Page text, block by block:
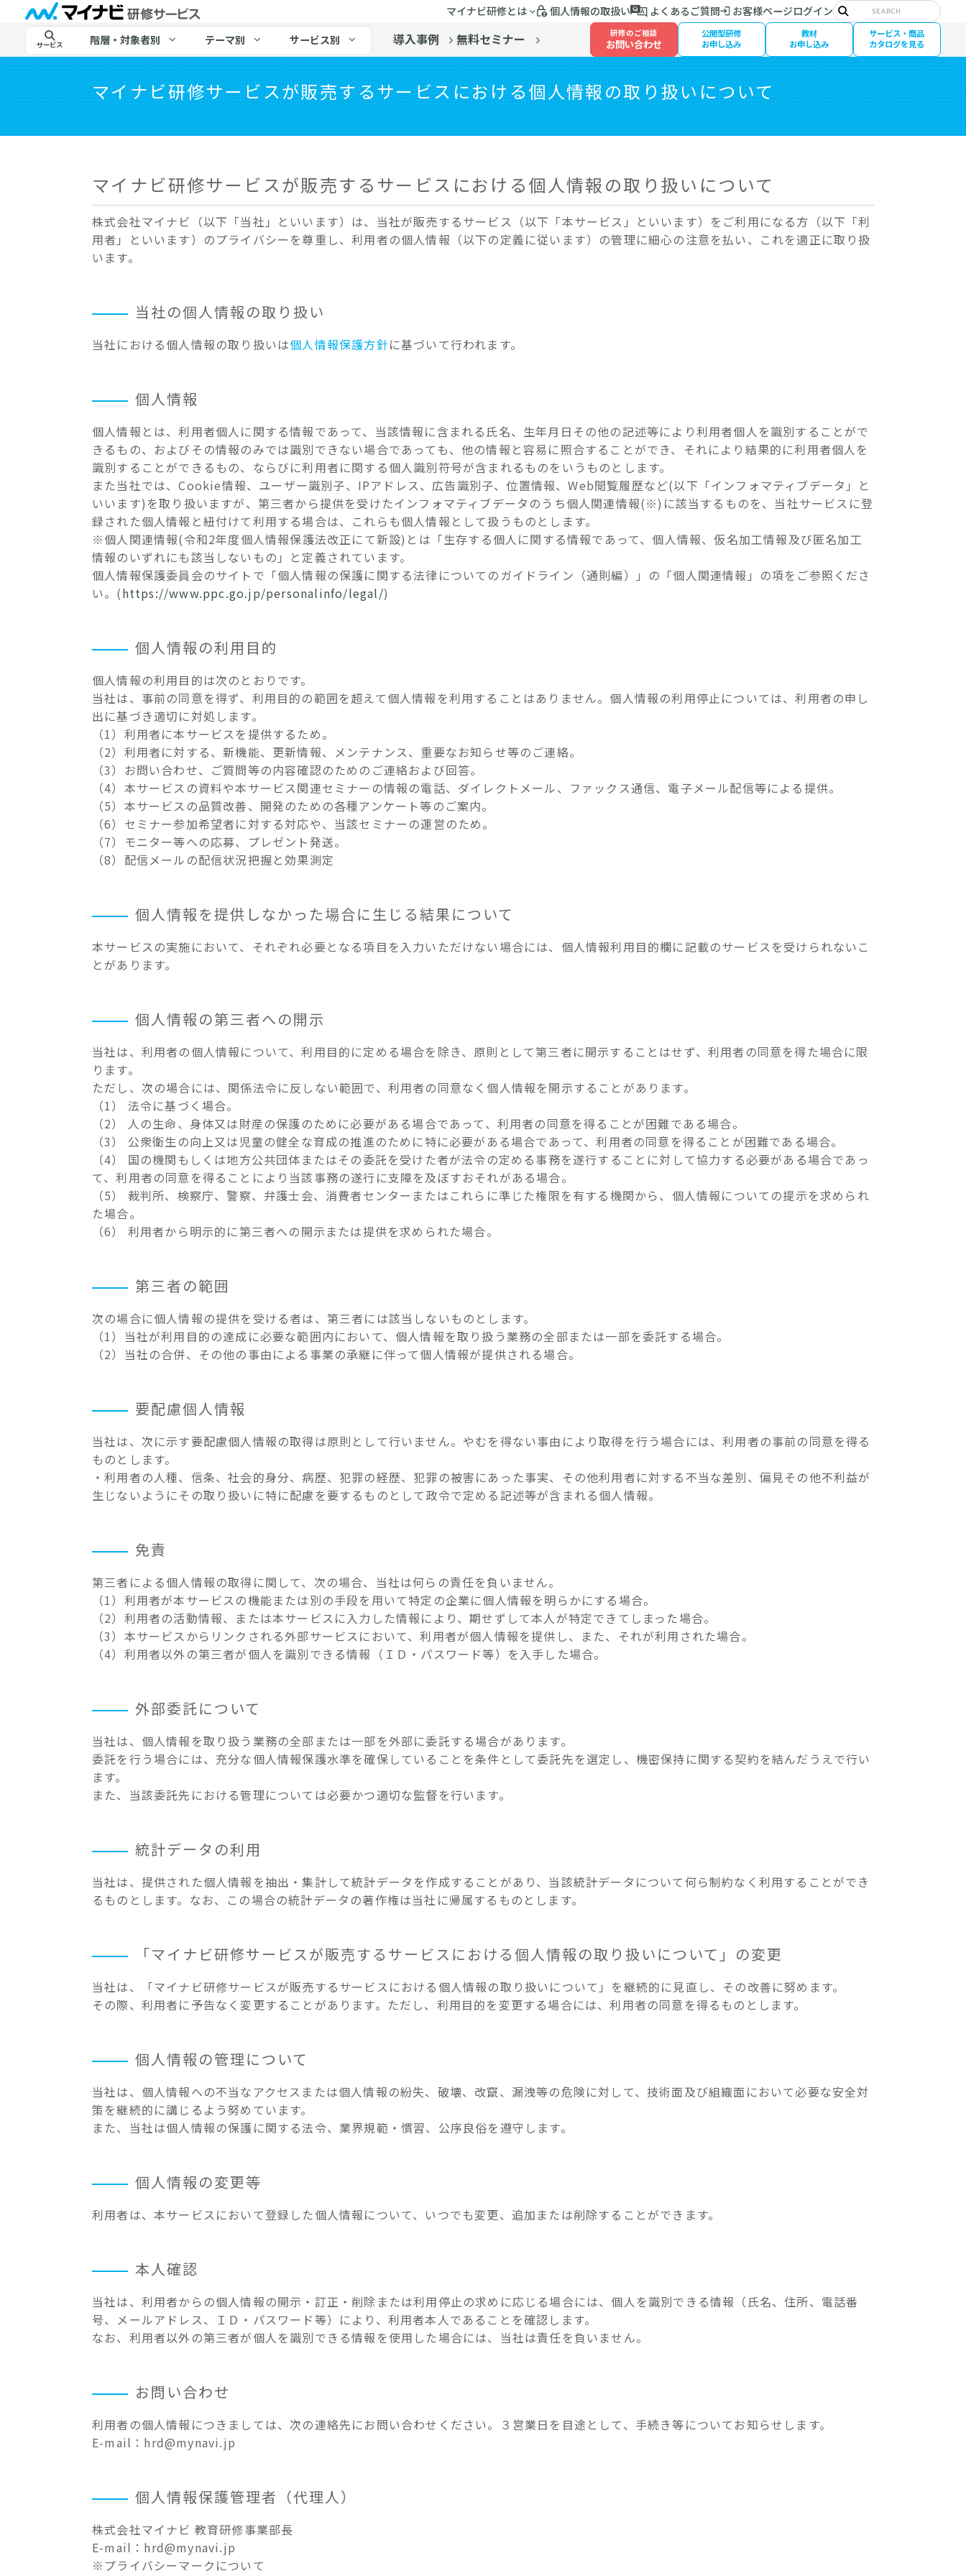
マイナビ研修とは 個人情報の取扱い よくあるご質問 お客様ページログインサ
イ
ト
索:
検
索
サービス 階層・対象者別 テーマ別 サービス別 導入事例 無料セミナー 研修のご相談
お問い合わせ
公開型研修
お申し込み
教材
お申し込み
サービス・商品
カタログを見る
マイナビ研修サービスが販売するサービスにおける個人情報の取り扱いについて
マイナビ研修サービスが販売するサービスにおける個人情報の取り扱いについて
株式会社マイナビ（以下「当社」といいます）は、当社が販売するサービス（以下「本サービス」といいます）をご利用になる方（以下「利
用者」といいます）のプライバシーを尊重し、利用者の個人情報（以下の定義に従います）の管理に細心の注意を払い、これを適正に取り扱
います。
当社の個人情報の取り扱い
当社における個人情報の取り扱いは個人情報保護方針に基づいて行われます。
個人情報
個人情報とは、利用者個人に関する情報であって、当該情報に含まれる氏名、生年月日その他の記述等により利用者個人を識別することがで
きるもの、およびその情報のみでは識別できない場合であっても、他の情報と容易に照合することができ、それにより結果的に利用者個人を
識別することができるもの、ならびに利用者に関する個人識別符号が含まれるものをいうものとします。
また当社では、Cookie情報、ユーザー識別子、IPアドレス、広告識別子、位置情報、Web閲覧履歴など(以下「インフォマティブデータ」と
いいます)を取り扱いますが、第三者から提供を受けたインフォマティブデータのうち個人関連情報(※)に該当するものを、当社サービスに登
録された個人情報と紐付けて利用する場合は、これらも個人情報として扱うものとします。
※個人関連情報(令和2年度個人情報保護法改正にて新設)とは「生存する個人に関する情報であって、個人情報、仮名加工情報及び匿名加工
情報のいずれにも該当しないもの」と定義されています。
個人情報保護委員会のサイトで「個人情報の保護に関する法律についてのガイドライン（通則編）」の「個人関連情報」の項をご参照くださ
い。(https://www.ppc.go.jp/personalinfo/legal/)
個人情報の利用目的
個人情報の利用目的は次のとおりです。
当社は、事前の同意を得ず、利用目的の範囲を超えて個人情報を利用することはありません。個人情報の利用停止については、利用者の申し
出に基づき適切に対処します。
（1）利用者に本サービスを提供するため。
（2）利用者に対する、新機能、更新情報、メンテナンス、重要なお知らせ等のご連絡。
（3）お問い合わせ、ご質問等の内容確認のためのご連絡および回答。
（4）本サービスの資料や本サービス関連セミナーの情報の電話、ダイレクトメール、ファックス通信、電子メール配信等による提供。
（5）本サービスの品質改善、開発のための各種アンケート等のご案内。
（6）セミナー参加希望者に対する対応や、当該セミナーの運営のため。
（7）モニター等への応募、プレゼント発送。
（8）配信メールの配信状況把握と効果測定
個人情報を提供しなかった場合に生じる結果について
本サービスの実施において、それぞれ必要となる項目を入力いただけない場合には、個人情報利用目的欄に記載のサービスを受けられないこ
とがあります。
個人情報の第三者への開示
当社は、利用者の個人情報について、利用目的に定める場合を除き、原則として第三者に開示することはせず、利用者の同意を得た場合に限
ります。
ただし、次の場合には、関係法令に反しない範囲で、利用者の同意なく個人情報を開示することがあります。
（1） 法令に基づく場合。
（2） 人の生命、身体又は財産の保護のために必要がある場合であって、利用者の同意を得ることが困難である場合。
（3） 公衆衛生の向上又は児童の健全な育成の推進のために特に必要がある場合であって、利用者の同意を得ることが困難である場合。
（4） 国の機関もしくは地方公共団体またはその委託を受けた者が法令の定める事務を遂行することに対して協力する必要がある場合であっ
て、利用者の同意を得ることにより当該事務の遂行に支障を及ぼすおそれがある場合。
（5） 裁判所、検察庁、警察、弁護士会、消費者センターまたはこれらに準じた権限を有する機関から、個人情報についての提示を求められ
た場合。
（6） 利用者から明示的に第三者への開示または提供を求められた場合。
第三者の範囲
次の場合に個人情報の提供を受ける者は、第三者には該当しないものとします。
（1）当社が利用目的の達成に必要な範囲内において、個人情報を取り扱う業務の全部または一部を委託する場合。
（2）当社の合併、その他の事由による事業の承継に伴って個人情報が提供される場合。
要配慮個人情報
当社は、次に示す要配慮個人情報の取得は原則として行いません。やむを得ない事由により取得を行う場合には、利用者の事前の同意を得る
ものとします。
・利用者の人種、信条、社会的身分、病歴、犯罪の経歴、犯罪の被害にあった事実、その他利用者に対する不当な差別、偏見その他不利益が
生じないようにその取り扱いに特に配慮を要するものとして政令で定める記述等が含まれる個人情報。
免責
第三者による個人情報の取得に関して、次の場合、当社は何らの責任を負いません。
（1）利用者が本サービスの機能または別の手段を用いて特定の企業に個人情報を明らかにする場合。
（2）利用者の活動情報、または本サービスに入力した情報により、期せずして本人が特定できてしまった場合。
（3）本サービスからリンクされる外部サービスにおいて、利用者が個人情報を提供し、また、それが利用された場合。
（4）利用者以外の第三者が個人を識別できる情報（ＩＤ・パスワード等）を入手した場合。
外部委託について
当社は、個人情報を取り扱う業務の全部または一部を外部に委託する場合があります。
委託を行う場合には、充分な個人情報保護水準を確保していることを条件として委託先を選定し、機密保持に関する契約を結んだうえで行い
ます。
また、当該委託先における管理については必要かつ適切な監督を行います。
統計データの利用
当社は、提供された個人情報を抽出・集計して統計データを作成することがあり、当該統計データについて何ら制約なく利用することができ
るものとします。なお、この場合の統計データの著作権は当社に帰属するものとします。
「マイナビ研修サービスが販売するサービスにおける個人情報の取り扱いについて」の変更
当社は、「マイナビ研修サービスが販売するサービスにおける個人情報の取り扱いについて」を継続的に見直し、その改善に努めます。
その際、利用者に予告なく変更することがあります。ただし、利用目的を変更する場合には、利用者の同意を得るものとします。
個人情報の管理について
当社は、個人情報への不当なアクセスまたは個人情報の紛失、破壊、改竄、漏洩等の危険に対して、技術面及び組織面において必要な安全対
策を継続的に講じるよう努めています。
また、当社は個人情報の保護に関する法令、業界規範・慣習、公序良俗を遵守します。
個人情報の変更等
利用者は、本サービスにおいて登録した個人情報について、いつでも変更、追加または削除することができます。
本人確認
当社は、利用者からの個人情報の開示・訂正・削除または利用停止の求めに応じる場合には、個人を識別できる情報（氏名、住所、電話番
号、メールアドレス、ＩＤ・パスワード等）により、利用者本人であることを確認します。
なお、利用者以外の第三者が個人を識別できる情報を使用した場合には、当社は責任を負いません。
お問い合わせ
利用者の個人情報につきましては、次の連絡先にお問い合わせください。３営業日を目途として、手続き等についてお知らせします。
E-mail：hrd@mynavi.jp
個人情報保護管理者（代理人）
株式会社マイナビ 教育研修事業部長
E-mail：hrd@mynavi.jp
※プライバシーマークについて